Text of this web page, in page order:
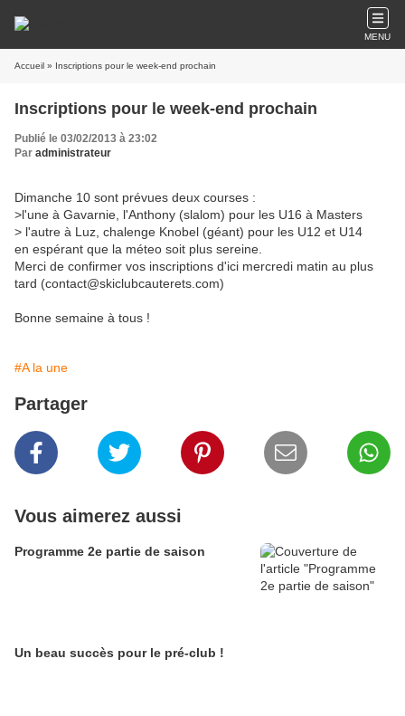
MENU
Accueil » Inscriptions pour le week-end prochain
Inscriptions pour le week-end prochain
Publié le 03/02/2013 à 23:02
Par administrateur
Dimanche 10 sont prévues deux courses :
>l'une à Gavarnie, l'Anthony (slalom) pour les U16 à Masters
> l'autre à Luz, chalenge Knobel (géant) pour les U12 et U14
en espérant que la méteo soit plus sereine.
Merci de confirmer vos inscriptions d'ici mercredi matin au plus
tard (contact@skiclubcauterets.com)
Bonne semaine à tous !
#A la une
Partager
Vous aimerez aussi
Programme 2e partie de saison
Un beau succès pour le pré-club !